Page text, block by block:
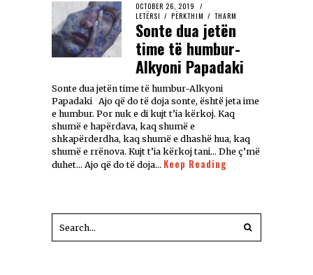
OCTOBER 26, 2019
LETËRSI / PËRKTHIM / THARM
Sonte dua jetën
time të humbur-
Alkyoni Papadaki
Sonte dua jetën time të humbur-Alkyoni
Papadaki Ajo që do të doja sonte, është jeta ime
e humbur. Por nuk e di kujt t’ia kërkoj. Kaq
shumë e hapërdava, kaq shumë e
shkapërderdha, kaq shumë e dhashë hua, kaq
shumë e rrënova. Kujt t’ia kërkoj tani… Dhe ç’më
duhet… Ajo që do të doja… Keep Reading